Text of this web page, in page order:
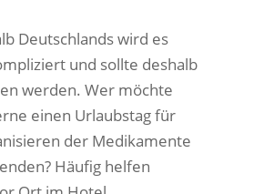
Deutschlands wird es
und sollte deshalb
werden. Wer möchte
einen Urlaubstag für
der Medikamente
Häufig helfen